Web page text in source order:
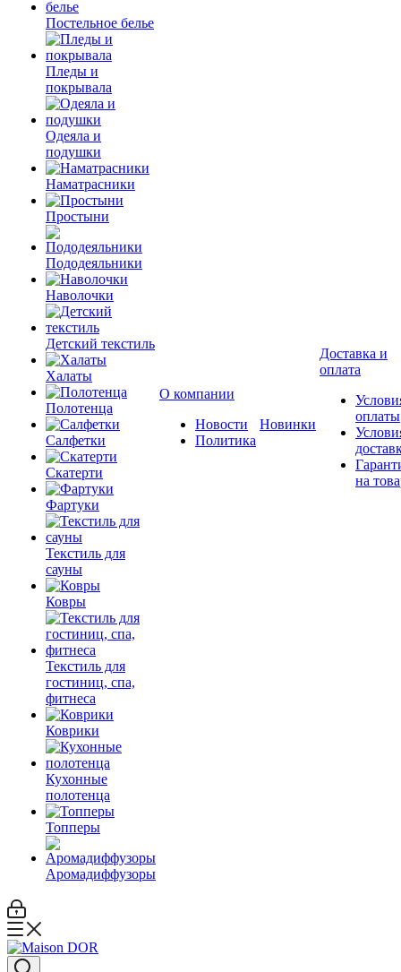
Постельное белье
Пледы и
покрывала
Одеяла и
подушки
Наматрасники
Простыни
Пододеяльники
Наволочки
Детский текстиль
Халаты
Полотенца
Салфетки
Скатерти
Фартуки
Текстиль для
сауны
Ковры
Текстиль для
гостиниц, спа,
фитнеса
Коврики
Кухонные
полотенца
Топперы
Аромадиффузоры
О компании
Новости
Политика
Новинки
Доставка и
оплата
оплаты
на